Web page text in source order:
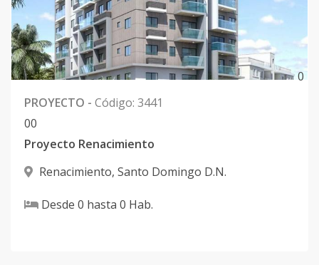
0
PROYECTO - Código: 3441
00
Proyecto Renacimiento
Renacimiento, Santo Domingo D.N.
Desde 0 hasta 0 Hab.